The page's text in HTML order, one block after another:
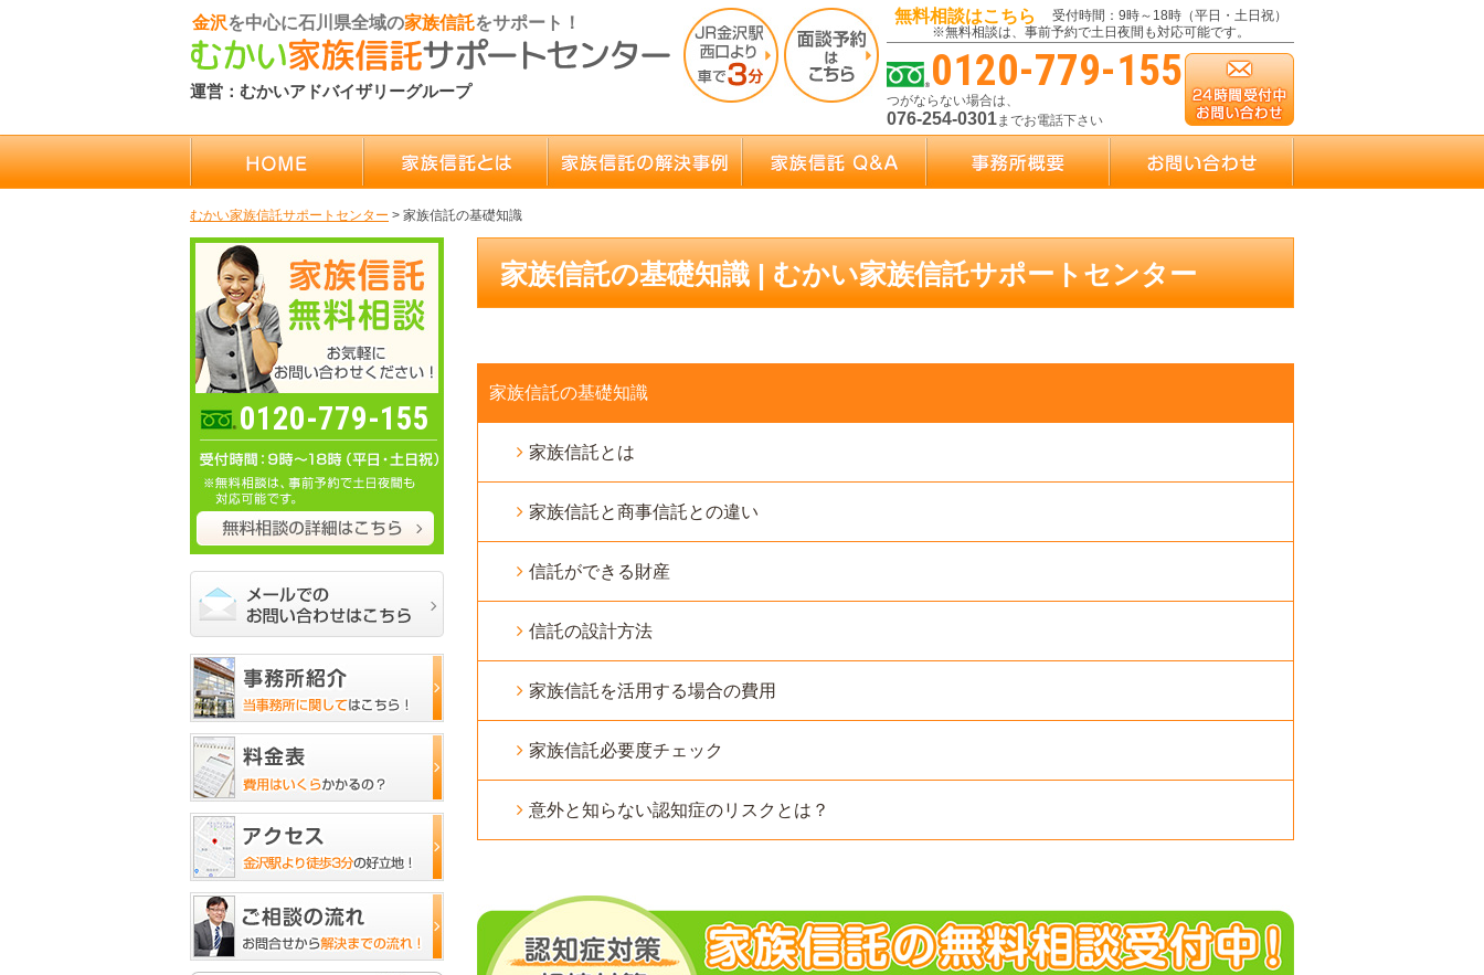
金沢を中心に石川県全域の家族信託をサポート！
運営：むかいアドバイザリーグループ
無料相談はこちら
受付時間：9時～18時（平日・土日祝）
※無料相談は、事前予約で土日夜間も対応可能です。
0120-779-155
つがならない場合は、
076-254-0301までお電話下さい
むかい家族信託サポートセンター > 家族信託の基礎知識
家族信託の基礎知識 | むかい家族信託サポートセンター
家族信託の基礎知識
家族信託とは
家族信託と商事信託との違い
信託ができる財産
信託の設計方法
家族信託を活用する場合の費用
家族信託必要度チェック
意外と知らない認知症のリスクとは？
0120-779-155